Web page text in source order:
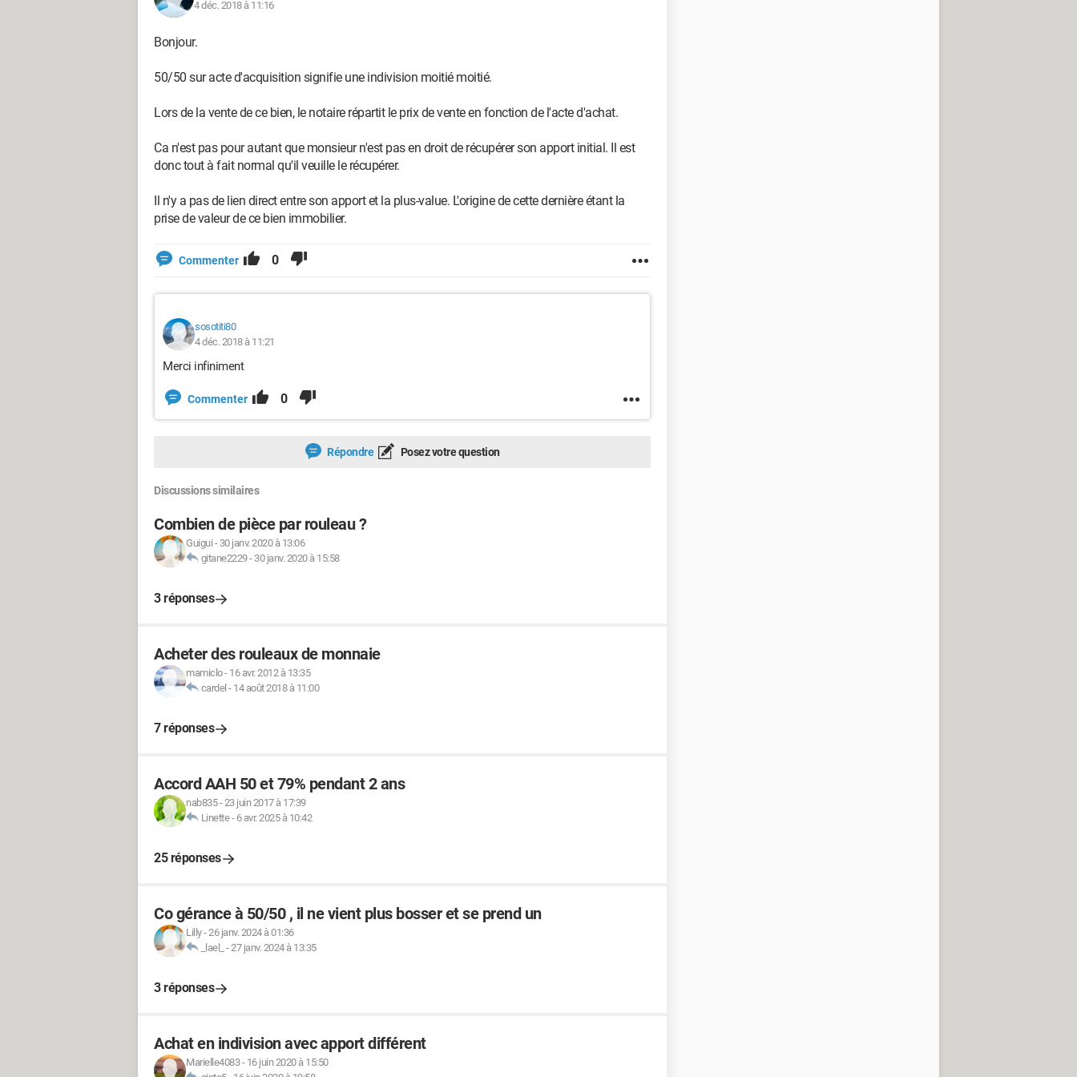
4 déc. 2018 à 11:16
Bonjour.
50/50 sur acte d'acquisition signifie une indivision moitié moitié.
Lors de la vente de ce bien, le notaire répartit le prix de vente en fonction de l'acte d'achat.
Ca n'est pas pour autant que monsieur n'est pas en droit de récupérer son apport initial. Il est
donc tout à fait normal qu'il veuille le récupérer.
Il n'y a pas de lien direct entre son apport et la plus-value. L'origine de cette dernière étant la
prise de valeur de ce bien immobilier.
Commenter 0
sosotiti80
4 déc. 2018 à 11:21
Merci infiniment
Commenter 0
Répondre Posez votre question
Discussions similaires
Combien de pièce par rouleau ?
Guigui - 30 janv. 2020 à 13:06
gitane2229- 30 janv. 2020 à 15:58
3 réponses
Acheter des rouleaux de monnaie
mamiclo- 16 avr. 2012 à 13:35
cardel - 14 août 2018 à 11:00
7 réponses
Accord AAH 50 et 79% pendant 2 ans
nab835-23 juin 2017 à 17:39
Linette- 6 avr. 2025 à 10:42
25 réponses
Co gérance à 50/50 , il ne vient plus bosser et se prend un
Lilly-26 janv. 2024 à 01:36
_lael_
-27 janv. 2024 à 13:35
3 réponses
Achat en indivision avec apport différent
Marielle4083- 16 juin 2020 à 15:50